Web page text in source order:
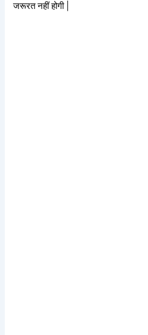
जरूरत नहीं होगी |